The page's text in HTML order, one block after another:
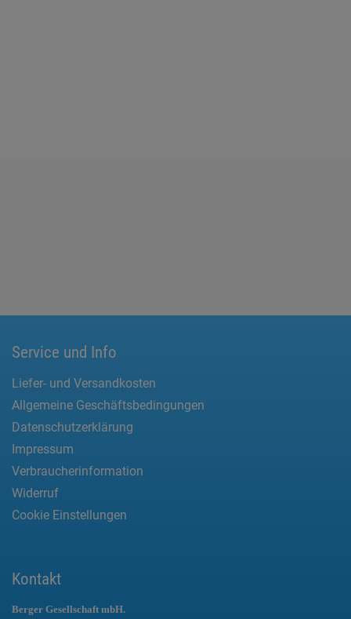
Service und Info
Liefer- und Versandkosten
Allgemeine Geschäftsbedingungen
Datenschutzerklärung
Impressum
Verbraucherinformation
Widerruf
Cookie Einstellungen
Kontakt
Berger Gesellschaft mbH.